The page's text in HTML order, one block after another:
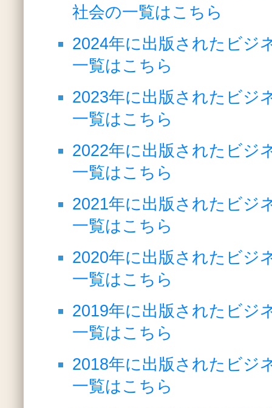
社会の一覧はこちら
2024年に出版されたビジ
一覧はこちら
2023年に出版されたビジ
一覧はこちら
2022年に出版されたビジ
一覧はこちら
2021年に出版されたビジ
一覧はこちら
2020年に出版されたビジ
一覧はこちら
2019年に出版されたビジ
一覧はこちら
2018年に出版されたビジ
一覧はこちら